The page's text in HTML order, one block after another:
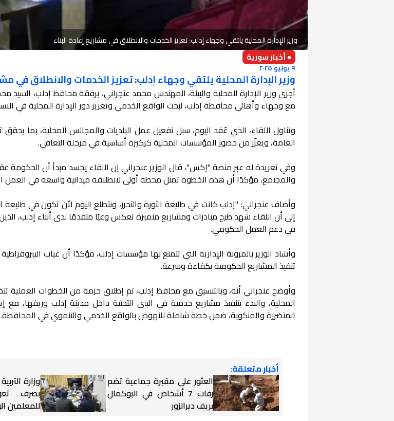
وزير الإدارة المحلية يلتقي وجهاء إدلب: تعزيز الخدمات والانطلاق في مشاريع إعادة البناء
● أخبار سورية
٩ يونيو ٢٠٢٥
وزير الإدارة المحلية يلتقي وجهاء إدلب: تعزيز الخدمات والانطلاق في
أجرى وزير الإدارة المحلية والبيئة، المهندس محمد عنجراني، برفقة محافظ إدلب، السيد
مع وجهاء وأهالي محافظة إدلب، لبحث الواقع الخدمي وتعزيز دور الإدارة المحلية في
وتناول اللقاء، الذي عُقد اليوم، سبل تفعيل عمل البلديات والمجالس المحلية، بما
العامة، ويعزّز من حضور المؤسسات المحلية كركيزة أساسية في مرحلة التعافي.
وفي تغريدة له عبر منصة "إكس"، قال الوزير عنجراني إن اللقاء يجسد مبدأ أن الحكومة
والمجتمع، مؤكدًا أن هذه الخطوة تمثل محطة أولى لانطلاقة ميدانية واسعة في العمل
وأضاف عنجراني: "إدلب كانت في طليعة الثورة والتحرر، ونتطلع اليوم لأن تكون في طليعة
إلى أن اللقاء شهد طرح مبادرات ومشاريع متميزة تعكس وعيًا متقدمًا لدى أبناء إدلب،
في دعم العمل الحكومي.
وأشاد الوزير بالمرونة الإدارية التي تتمتع بها مؤسسات إدلب، مؤكدًا أن غياب
تنفيذ المشاريع الحكومية بكفاءة وسرعة.
وأوضح عنجراني أنه، وبالتنسيق مع محافظ إدلب، تم إطلاق حزمة من الخطوات العملية
المحلية، والبدء بتنفيذ مشاريع خدمية في البنى التحتية داخل مدينة إدلب وريفها،
المتضررة والمنكوبة، ضمن خطة شاملة للنهوض بالواقع الخدمي والتنموي في المحافظة.
أخبار متعلقة:
العثور على مقبرة جماعية تضم
رفات 7 أشخاص في البوكمال
بريف ديرالزور
وزارة
بصرف
للمعلمين